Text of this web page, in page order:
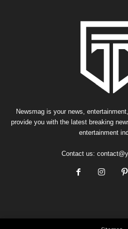
Newsmag is your news,
provide you with the latest breaking
entertainment
Contact us: